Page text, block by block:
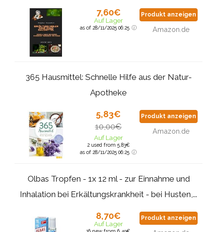
7,60€
Auf Lager
as of 28/11/2025 06:25
Produkt anzeigen
Amazon.de
365 Hausmittel: Schnelle Hilfe aus der Natur-
Apotheke
5,83€
10,00€
Auf Lager
2 used from 5,83€
as of 28/11/2025 06:25
Produkt anzeigen
Amazon.de
Olbas Tropfen - 1x 12 ml - zur Einnahme und
Inhalation bei Erkältungskrankheit - bei Husten,...
8,70€
Auf Lager
Produkt anzeigen